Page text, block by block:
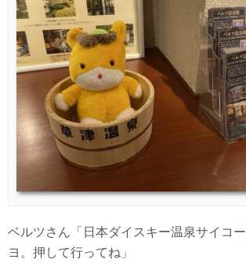
ベルツさん「日本ダイスキー温泉サイコー
ヨ。押して行ってね」